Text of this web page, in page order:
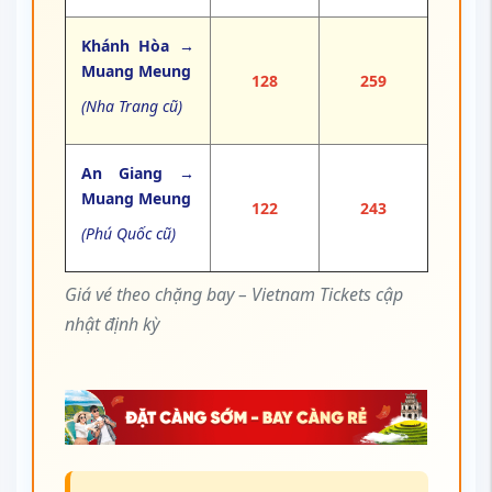
Giá vé theo chặng bay – Vietnam Tickets cập
nhật định kỳ
Khánh Hòa →
Muang Meung
(Nha Trang cũ)
128 259
An Giang →
Muang Meung
(Phú Quốc cũ)
122 243